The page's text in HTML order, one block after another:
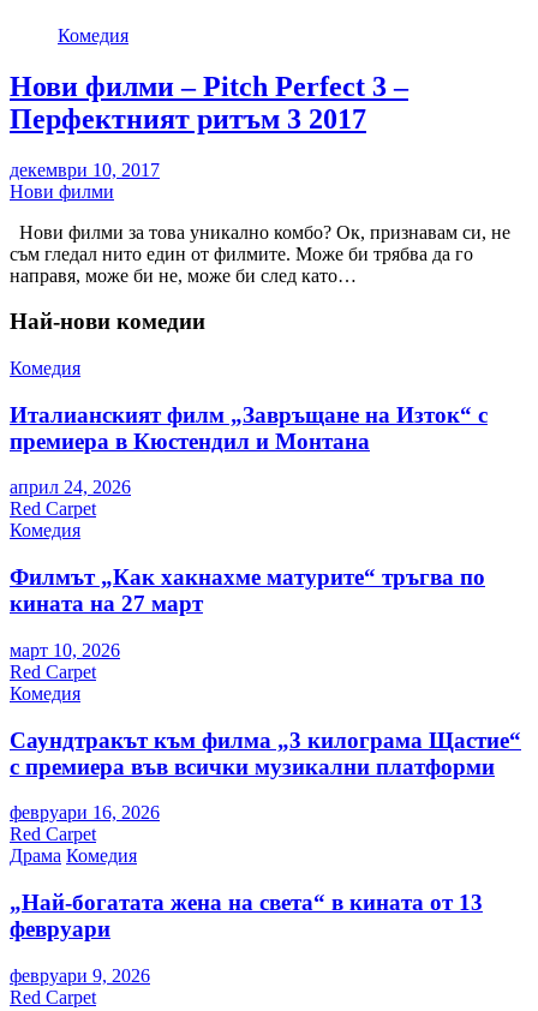
Комедия
Нови филми – Pitch Perfect 3 –
Перфектният ритъм 3 2017
декември 10, 2017
Нови филми
Нови филми за това уникално комбо? Ок, признавам си, не
съм гледал нито един от филмите. Може би трябва да го
направя, може би не, може би след като…
Най-нови комедии
Комедия
Италианският филм „Завръщане на Изток“ с
премиера в Кюстендил и Монтана
април 24, 2026
Red Carpet
Комедия
Филмът „Как хакнахме матурите“ тръгва по
кината на 27 март
март 10, 2026
Red Carpet
Комедия
Саундтракът към филма „3 килограма Щастие“
с премиера във всички музикални платформи
февруари 16, 2026
Red Carpet
Драма Комедия
„Най-богатата жена на света“ в кината от 13
февруари
февруари 9, 2026
Red Carpet